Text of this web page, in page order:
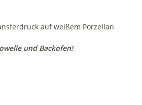
auf weißem Porzellan
und Backofen!